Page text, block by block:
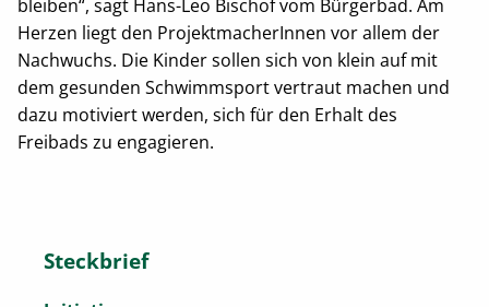
bleiben“, sagt Hans-Leo Bischof vom Bürgerbad. Am
Herzen liegt den ProjektmacherInnen vor allem der
Nachwuchs. Die Kinder sollen sich von klein auf mit
dem gesunden Schwimmsport vertraut machen und
dazu motiviert werden, sich für den Erhalt des
Freibads zu engagieren.
Steckbrief